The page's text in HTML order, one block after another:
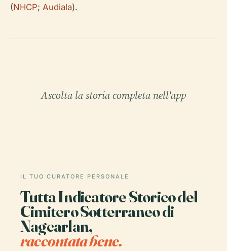
(NHCP; Audiala).
Ascolta la storia completa nell'app
IL TUO CURATORE PERSONALE
Tutta Indicatore Storico del
Cimitero Sotterraneo di
Nagcarlan,
raccontata bene.